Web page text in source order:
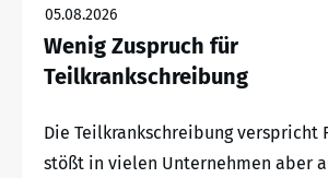
05.08.2026
Wenig Zuspruch für
Teilkrankschreibung
Die Teilkrankschreibung
stößt in vielen Unternehmen aber